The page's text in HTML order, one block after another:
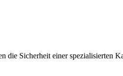
die Sicherheit einer spezialisierten